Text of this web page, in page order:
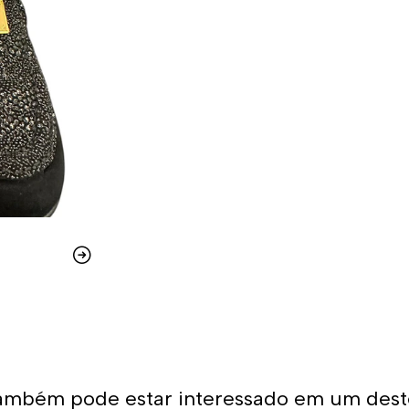
pode estar interessado em um